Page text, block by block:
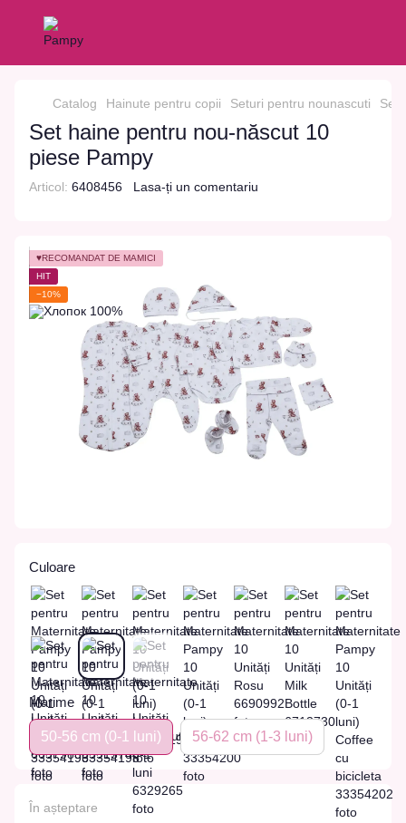
Catalog Hainute pentru copii Seturi pentru nounascuti Set
Set haine pentru nou-născut 10
piese Pampy
Articol: 6408456 Lasa-ți un comentariu
♥RECOMANDAT DE MĂMICI
HIT
−10%
Culoare
Marime
50-56 cm (0-1 luni) 56-62 сm (1-3 luni)
În așteptare